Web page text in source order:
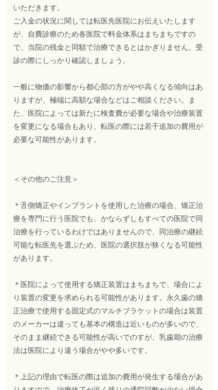
いただきます。
ご入金の状況に関しては転医先医院にお伝えいたします
が、自費診療のため各医院で料金体系はまちまちですの
で、当院の残金と同額で治療できるとはかぎりません。受
診の際にしっかり確認しましょう。
一般に物価の影響から都心部の方がやや高くなる傾向はあ
りますが、極端に高額な場合などはご相談ください。ま
た、医院によっては新たに検査費が必要な場合や治療装置
を変更になる場合もあり、転医の際には若干追加の費用が
必要な可能性があります。
＜その他のご注意＞
＊舌側矯正やインプラントを使用した治療の場合、矯正治
療を専門に行う医院でも、かならずしもすべての医院で同
治療を行っているわけではありませんので、同治療の継続
可能な転医先を選ぶため、医院の選択肢が狭くなる可能性
があります。
＊医院によって使用する矯正装置はまちまちで、場合によ
り装置の変更を求められる可能性があります。永久歯の矯
正治療で使用する固定式のマルチブラケットの場合は装置
のメーカーは違っても基本の構造は近いものが多いので、
そのまま継続できる可能性が高いでのすが、乳歯期の治療
法は医院により違う場合がやや多いです。
＊上記の理由で転医の際は追加の費用が発生する場合があ